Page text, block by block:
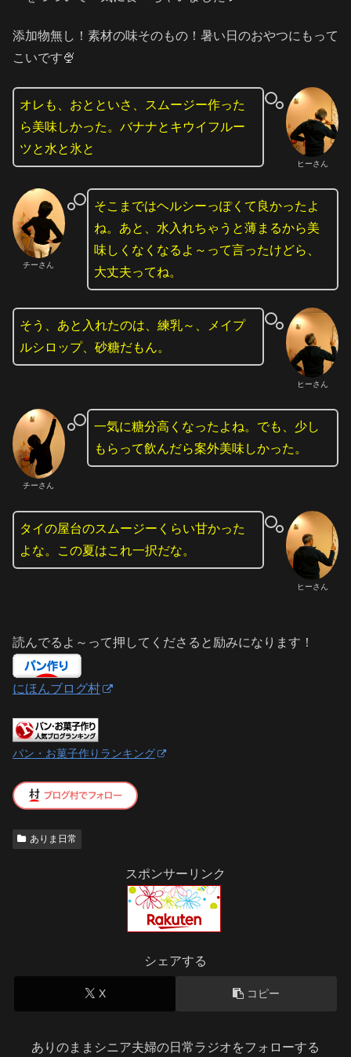
添加物無し！素材の味そのもの！暑い日のおやつにもって
こいです🍨
ヒーさん
オレも、おとといさ、スムージー作った
ら美味しかった。バナナとキウイフルー
ツと水と氷と
チーさん
そこまではヘルシーっぽくて良かったよ
ね。あと、水入れちゃうと薄まるから美
味しくなくなるよ～って言ったけどら、
大丈夫ってね。
ヒーさん
そう、あと入れたのは、練乳～、メイプ
ルシロップ、砂糖だもん。
チーさん
一気に糖分高くなったよね。でも、少し
もらって飲んだら案外美味しかった。
ヒーさん
タイの屋台のスムージーくらい甘かった
よな。この夏はこれ一択だな。
読んでるよ～って押してくださると励みになります！
にほんブログ村
パン・お菓子作りランキング
ありま日常
スポンサーリンク
シェアする
X コピー
ありのままシニア夫婦の日常ラジオをフォローする